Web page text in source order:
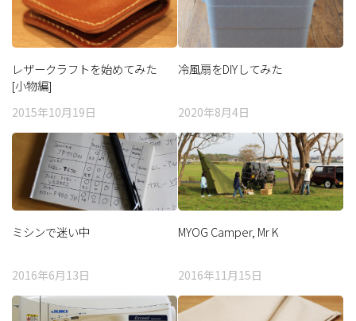
レザークラフトを始めてみた
[小物編]
2015年10月19日
冷風扇をDIYしてみた
2020年8月4日
ミシンで迷い中
2016年6月13日
MYOG Camper, Mr K
2016年11月15日